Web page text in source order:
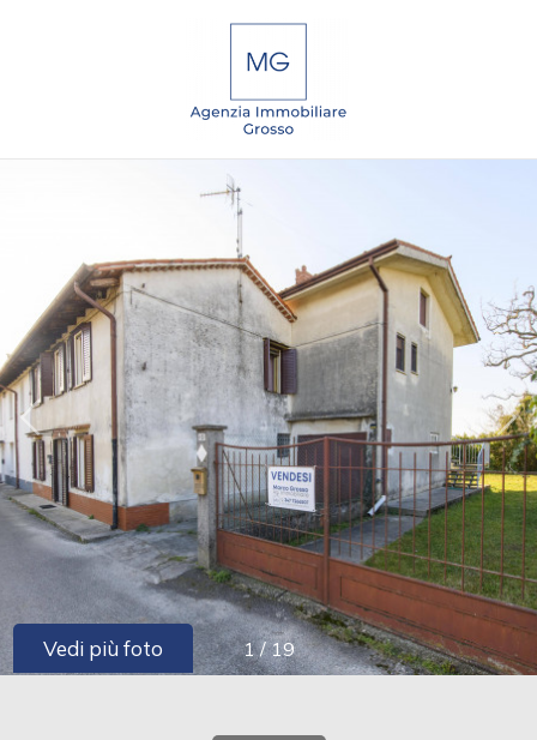
1 / 19
Vedi più foto
HOME
CHI
SIAMO
IMMOBILI
SERVIZI
CONTATTI
Vendita
Affitto
Scegli
dove
cercare
Provincia
Comune